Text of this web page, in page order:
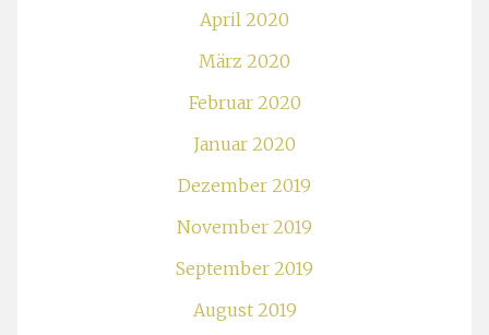
April 2020
März 2020
Februar 2020
Januar 2020
Dezember 2019
November 2019
September 2019
August 2019